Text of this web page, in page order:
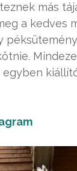
más
a kedves